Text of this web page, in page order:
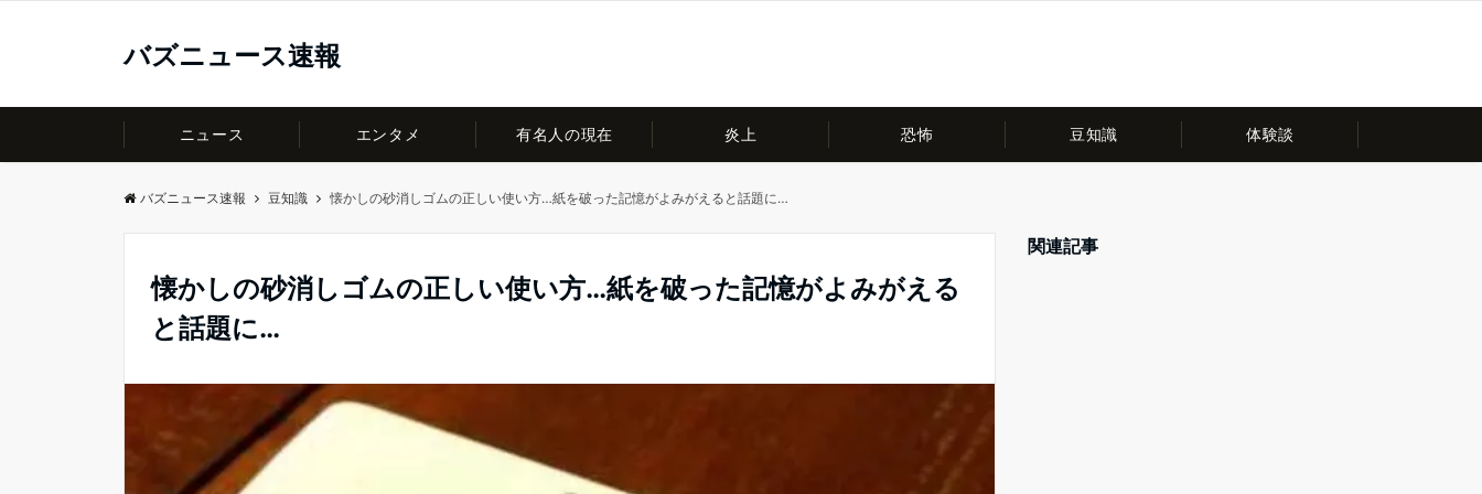
バズニュース速報
ニュース エンタメ 有名人の現在 炎上 恐怖 豆知識 体験談
バズニュース速報 豆知識 懐かしの砂消しゴムの正しい使い方…紙を破った記憶がよみがえると話題に…
懐かしの砂消しゴムの正しい使い方…紙を破った記憶がよみがえる
と話題に…
関連記事